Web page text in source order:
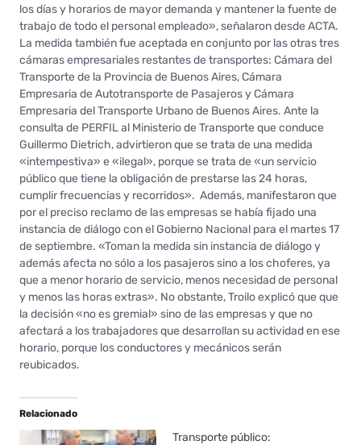
los días y horarios de mayor demanda y mantener la fuente de
trabajo de todo el personal empleado», señalaron desde ACTA.
La medida también fue aceptada en conjunto por las otras tres
cámaras empresariales restantes de transportes: Cámara del
Transporte de la Provincia de Buenos Aires, Cámara
Empresaria de Autotransporte de Pasajeros y Cámara
Empresaria del Transporte Urbano de Buenos Aires. Ante la
consulta de PERFIL al Ministerio de Transporte que conduce
Guillermo Dietrich, advirtieron que se trata de una medida
«intempestiva» e «ilegal», porque se trata de «un servicio
público que tiene la obligación de prestarse las 24 horas,
cumplir frecuencias y recorridos». Además, manifestaron que
por el preciso reclamo de las empresas se había fijado una
instancia de diálogo con el Gobierno Nacional para el martes 17
de septiembre. «Toman la medida sin instancia de diálogo y
además afecta no sólo a los pasajeros sino a los choferes, ya
que a menor horario de servicio, menos necesidad de personal
y menos las horas extras». No obstante, Troilo explicó que que
la decisión «no es gremial» sino de las empresas y que no
afectará a los trabajadores que desarrollan su actividad en ese
horario, porque los conductores y mecánicos serán
reubicados.
Relacionado
Transporte público: